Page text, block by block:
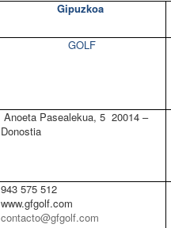
Gipuzkoa
GOLF
Anoeta Pasealekua, 5 20014 –
Donostia
943 575 512
www.gfgolf.com
contacto@gfgolf.com